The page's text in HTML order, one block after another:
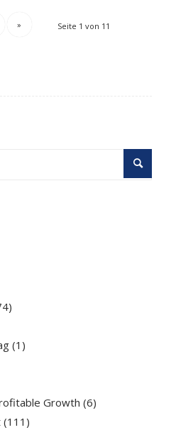
Seite 1 von 11
»
(1)
Growth (6)
(111)